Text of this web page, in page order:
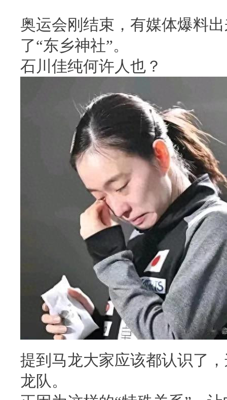
奥运会刚结束，有媒体爆料
了“东乡神社”。
石川佳纯何许人也？
提到马龙大家应该都认识了
龙队。